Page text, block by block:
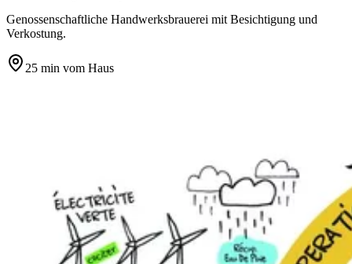
Genossenschaftliche Handwerksbrauerei mit Besichtigung und
Verkostung.
25 min vom Haus